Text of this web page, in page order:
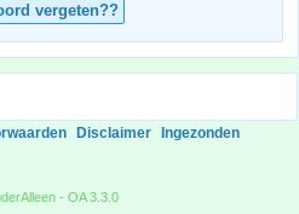
vergeten??
Disclaimer Ingezonden
- OA 3.3.0